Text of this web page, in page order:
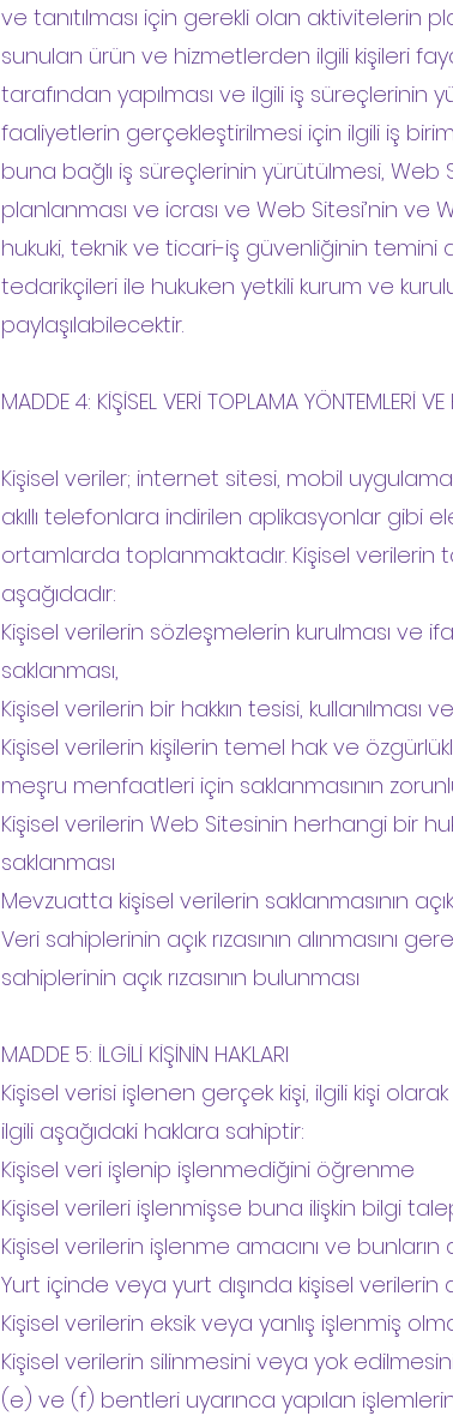
ve tanıtılması için gerekli olan aktivitelerin
sunulan ürün ve hizmetlerden ilgili kişileri
tarafından yapılması ve ilgili iş
faaliyetlerin gerçekleştirilmesi için ilgili iş
buna bağlı iş süreçlerinin yürütülmesi,
planlanması ve icrası ve Web Sitesi’nin ve
hukuki, teknik ve ticari-iş güvenliğinin temini
tedarikçileri ile hukuken yetkili kurum ve
paylaşılabilecektir.
MADDE 4: KİŞİSEL VERİ TOPLAMA YÖNTEMLERİ VE
Kişisel veriler; internet sitesi, mobil
akıllı telefonlara indirilen aplikasyonlar gibi
ortamlarda toplanmaktadır. Kişisel
aşağıdadır:
Kişisel verilerin sözleşmelerin kurulması ve
saklanması,
Kişisel verilerin bir hakkın tesisi, kullanılması
Kişisel verilerin kişilerin temel hak ve
meşru menfaatleri için saklanmasının
Kişisel verilerin Web Sitesinin herhangi bir
saklanması
Mevzuatta kişisel verilerin saklanmasının
Veri sahiplerinin açık rızasının alınmasını
sahiplerinin açık rızasının bulunması
MADDE 5: İLGİLİ KİŞİNİN HAKLARI
Kişisel verisi işlenen gerçek kişi, ilgili kişi
ilgili aşağıdaki haklara sahiptir:
Kişisel veri işlenip işlenmediğini öğrenme
Kişisel verileri işlenmişse buna ilişkin bilgi
Kişisel verilerin işlenme amacını ve bunların
Yurt içinde veya yurt dışında kişisel verilerin
Kişisel verilerin eksik veya yanlış işlenmiş
Kişisel verilerin silinmesini veya yok
(e) ve (f) bentleri uyarınca yapılan